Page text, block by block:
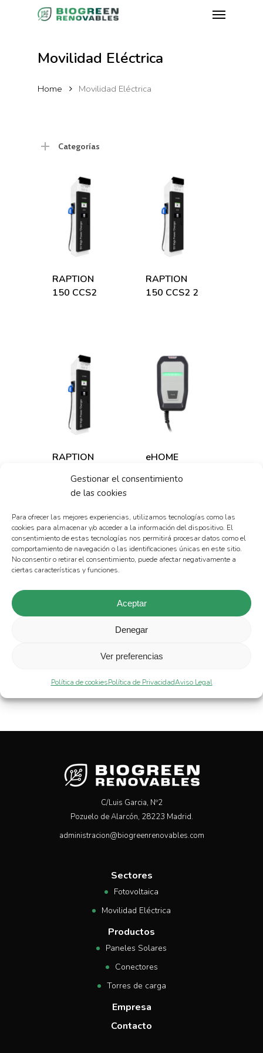
Gestionar el consentimiento
de las cookies
Para ofrecer las mejores experiencias, utilizamos tecnologías como las
cookies para almacenar y/o acceder a la información del dispositivo. El
consentimiento de estas tecnologías nos permitirá procesar datos como el
comportamiento de navegación o las identificaciones únicas en este sitio.
No consentir o retirar el consentimiento, puede afectar negativamente a
ciertas características y funciones.
Aceptar
Denegar
Ver preferencias
Política de cookiesPolítica de PrivacidadAviso Legal
Menu
Movilidad Eléctrica
Home Movilidad Eléctrica
Categorías
RAPTION
150 CCS2
RAPTION
150 CCS2 2
RAPTION
eHOME
eHOME
C/Luis Garcia, Nº2
Pozuelo de Alarcón, 28223 Madrid.
administracion@biogreenrenovables.com
Sectores
Fotovoltaica
Movilidad Eléctrica
Productos
Paneles Solares
Conectores
Torres de carga
Empresa
Contacto